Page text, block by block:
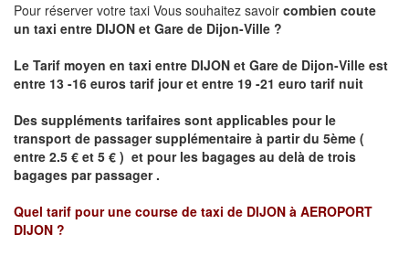
Pour réserver votre taxi Vous souhaitez savoir combien coute
un taxi entre DIJON et Gare de Dijon-Ville ?
Le Tarif moyen en taxi entre DIJON et Gare de Dijon-Ville est
entre 13 -16 euros tarif jour et entre 19 -21 euro tarif nuit
Des suppléments tarifaires sont applicables pour le
transport de passager supplémentaire à partir du 5ème (
entre 2.5 € et 5 € ) et pour les bagages au delà de trois
bagages par passager .
Quel tarif pour une course de taxi de DIJON à AEROPORT
DIJON ?